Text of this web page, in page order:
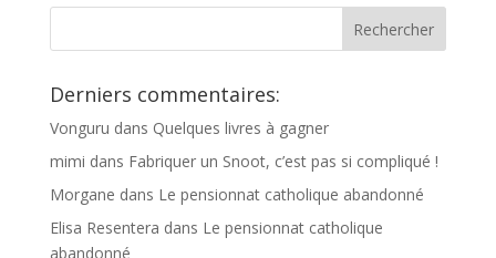
Derniers commentaires:
Vonguru dans Quelques livres à gagner
mimi dans Fabriquer un Snoot, c’est pas si compliqué !
Morgane dans Le pensionnat catholique abandonné
Elisa Resentera dans Le pensionnat catholique
abandonné